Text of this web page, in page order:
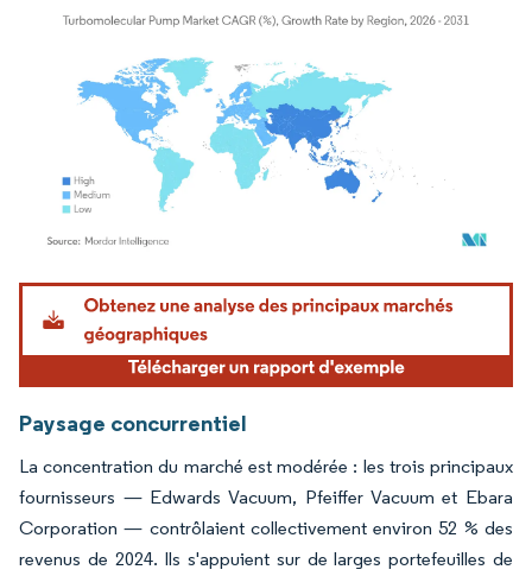
Image © Mordor Intelligence. La réutilisation nécessite une attribution sous CC BY
Paysage concurrentiel
La concentration du marché est modérée : les trois principaux
fournisseurs — Edwards Vacuum, Pfeiffer Vacuum et Ebara
Corporation — contrôlaient collectivement environ 52 % des
revenus de 2024. Ils s'appuient sur de larges portefeuilles de